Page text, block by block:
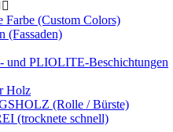
Farbe (Custom Colors)
(Fassaden)
und PLIOLITE-Beschichtungen
Holz
(Rolle / Bürste)
(trocknete schnell)